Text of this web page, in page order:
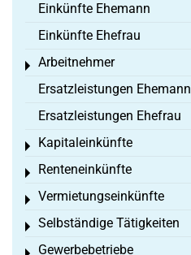
Einkünfte Ehemann
Einkünfte Ehefrau
Arbeitnehmer
Toggle menu
Ersatzleistungen Ehemann
Ersatzleistungen Ehefrau
Kapitaleinkünfte
Toggle menu
Renteneinkünfte
Toggle menu
Vermietungseinkünfte
Toggle menu
Selbständige Tätigkeiten
Toggle menu
Gewerbebetriebe